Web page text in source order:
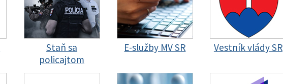
Staň sa
policajtom
E-služby MV SR Vestník vlády SR